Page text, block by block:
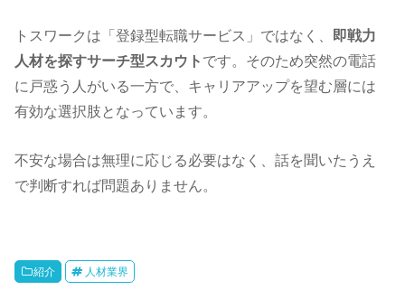
トスワークは「登録型転職サービス」ではなく、
即戦力
人材を探すサーチ型スカウト です。 そのため突然の電話
に戸惑う人がいる一方で、キャリアアップを望む層には
有効な選択肢となっています。
不安な場合は無理に応じる必要はなく、話を聞いたうえ
で判断すれば問題ありません。
紹介 人材業界